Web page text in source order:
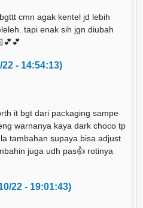
cmn agak kentel jd lebih
tapi enak sih jgn diubah
22 - 14:54:13)
it bgt dari packaging sampe
warnanya kaya dark choco tp
tambahan supaya bisa adjust
juga udh pas👍 rotinya
22 - 19:01:43)